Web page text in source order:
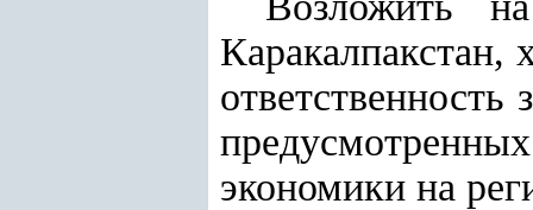
Каракалпакстан,
экономики на